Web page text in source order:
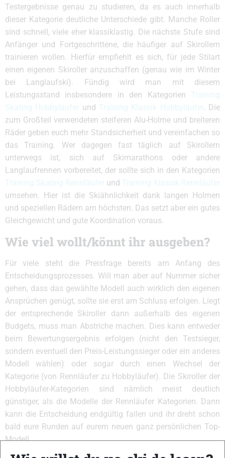
Testergebnisse genau zu studieren, da es auch innerhalb
dieser Kategorie deutliche Unterschiede gibt. Manche Roller
sind schnell, viele eher klassiklastig. Die nächste Stufe sind
Anfänger und Fortgeschrittene, die häufiger auf Skirollern
trainieren wollen. Hierfür empfiehlt es sich, für jede Stilart
einen eigenen Skiroller anzuschaffen (genau wie im Winter
bei Langlaufski). Fündig wird man mit diesem
Leistungsstand insbesondere in den Kategorien Training
Skating Hobbyläufer und Training Klassik Hobbyläufer. Die
zum Großteil verwendeten steiferen Alu-Holme und breiteren
Räder geben euch mehr Standsicherheit und vereinfachen so
das Training. Wer dagegen fast täglich auf Skirollern
unterwegs ist, sich auf Skimarathons oder andere
Langlaufrennen vorbereitet, der sollte sich in den Kategorien
Training Skating Rennläuferund Training Klassik Rennläufer
umsehen. Hier ist die Skiähnlichkeit dank langen Holmen
und speziellen Rädern am höchsten. Das setzt aber ein gutes
Gleichgewicht und gute Koordination voraus.
Wie viel wollt/könnt ihr ausgeben?
Für viele steht die Preisfrage bereits am Anfang des
Entscheidungsprozesses. Will man aber auf Nummer sicher
gehen, dass das gewählte Modell auch wirklich den eigenen
Ansprüchen genügt, sollte sie erst am Schluss erfolgen. Liegt
der entsprechende Skiroller dann außerhalb des eigenen
Budgets, muss man Abstriche machen. Dies kann entweder
beim Bewertungsergebnis erfolgen (nicht den Testsieger,
sondern eventuell den Preis-Leistungssieger oder ein anderes
Modell wählen) oder sogar durch einen Wechsel der
Kategorie (von Rennläufer zu Hobbyläufer). Die Skiroller der
Hobbyläufer-Kategorien sind nämlich meist deutlich
günstiger, als die Modelle der Rennläufer Kategorien. Dann
kann die Entscheidung endgültig fallen und ihr dreht schon
bald eure Runden auf eurem neuen ganz persönlichen Top-
Modell.